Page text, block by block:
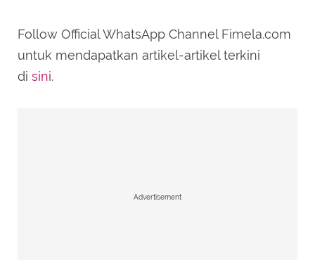
Follow Official WhatsApp Channel Fimela.com
untuk mendapatkan artikel-artikel terkini
di sini.
Advertisement